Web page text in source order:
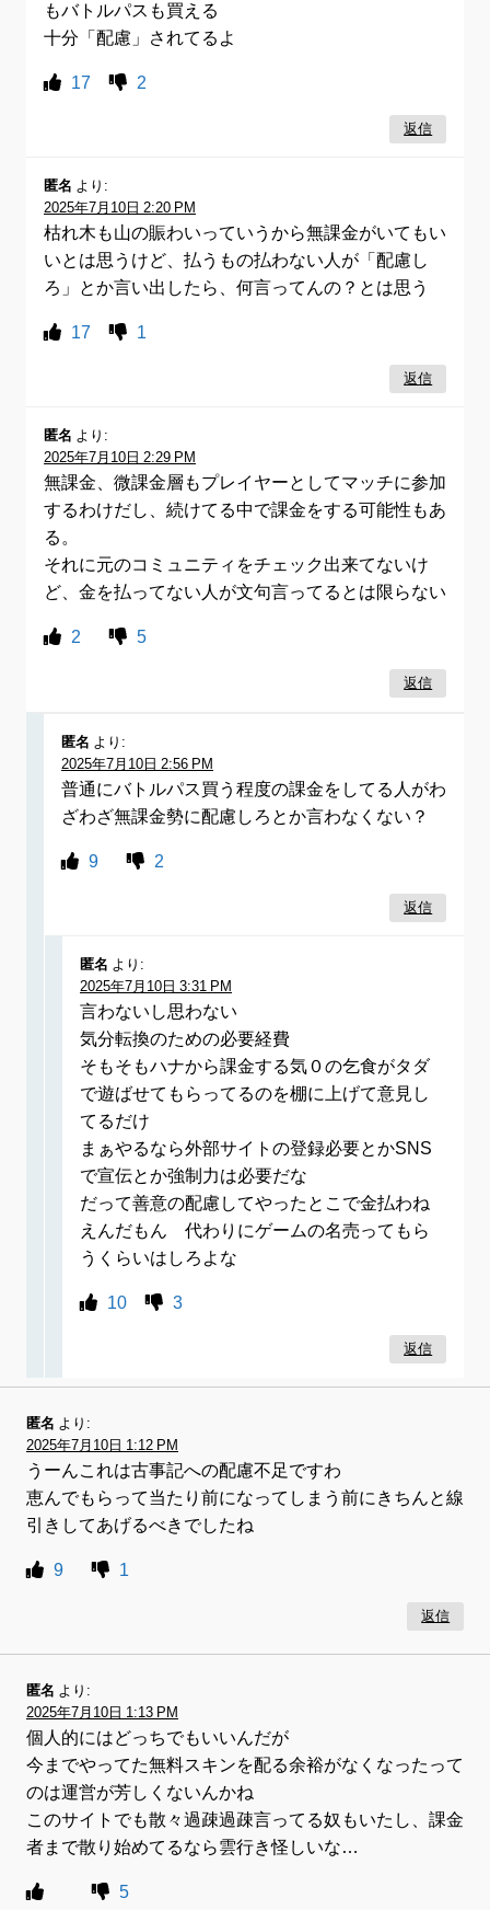
もバトルパスも買える
十分「配慮」されてるよ
17 2
返信
匿名 より:
2025年7月10日 2:20 PM
枯れ木も山の賑わいっていうから無課金がいてもい
いとは思うけど、払うもの払わない人が「配慮し
ろ」とか言い出したら、何言ってんの？とは思う
17 1
返信
匿名 より:
2025年7月10日 2:29 PM
無課金、微課金層もプレイヤーとしてマッチに参加
するわけだし、続けてる中で課金をする可能性もあ
る。
それに元のコミュニティをチェック出来てないけ
ど、金を払ってない人が文句言ってるとは限らない
2 5
返信
匿名 より:
2025年7月10日 2:56 PM
普通にバトルパス買う程度の課金をしてる人がわ
ざわざ無課金勢に配慮しろとか言わなくない？
9 2
返信
匿名 より:
2025年7月10日 3:31 PM
言わないし思わない
気分転換のための必要経費
そもそもハナから課金する気０の乞食がタダ
で遊ばせてもらってるのを棚に上げて意見し
てるだけ
まぁやるなら外部サイトの登録必要とかSNS
で宣伝とか強制力は必要だな
だって善意の配慮してやったとこで金払わね
えんだもん 代わりにゲームの名売ってもら
うくらいはしろよな
10 3
返信
匿名 より:
2025年7月10日 1:12 PM
うーんこれは古事記への配慮不足ですわ
恵んでもらって当たり前になってしまう前にきちんと線
引きしてあげるべきでしたね
9 1
返信
匿名 より:
2025年7月10日 1:13 PM
個人的にはどっちでもいいんだが
今までやってた無料スキンを配る余裕がなくなったって
のは運営が芳しくないんかね
このサイトでも散々過疎過疎言ってる奴もいたし、課金
者まで散り始めてるなら雲行き怪しいな…
5